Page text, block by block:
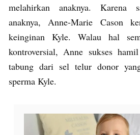
melahirkan anaknya. Karena
anaknya, Anne-Marie Cason
keinginan Kyle. Walau hal
kontroversial, Anne sukses
tabung dari sel telur donor
sperma Kyle.